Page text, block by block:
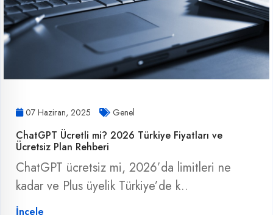
07 Haziran, 2025 Genel
ChatGPT Ücretli mi? 2026 Türkiye Fiyatları ve
Ücretsiz Plan Rehberi
ChatGPT ücretsiz mi, 2026’da limitleri ne
kadar ve Plus üyelik Türkiye’de k..
İncele